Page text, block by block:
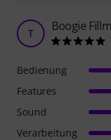
T Boogie
Bedienung
Features
Sound
Verarbeitung